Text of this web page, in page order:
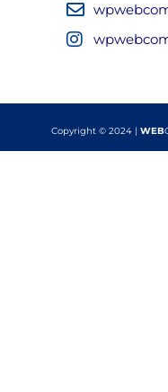
Copyright © 2024 | WEB